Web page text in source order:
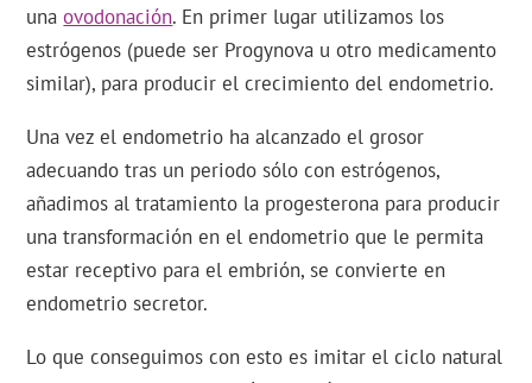
unaovodonación. En primer lugar utilizamos los
estrógenos (puede ser Progynova u otro medicamento
similar), para producir el crecimiento del endometrio.
Una vez el endometrio ha alcanzado el grosor
adecuando tras un periodo sólo con estrógenos,
añadimos al tratamiento la progesterona para producir
una transformación en el endometrio que le permita
estar receptivo para el embrión, se convierte en
endometrio secretor.
Lo que conseguimos con esto es imitar el ciclo natural